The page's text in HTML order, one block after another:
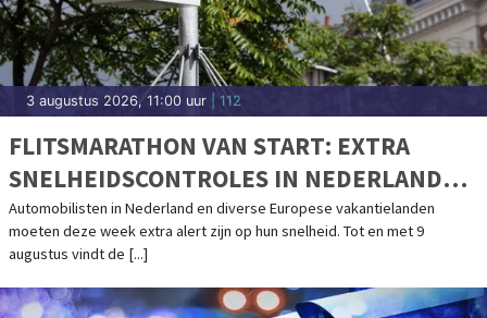
3 augustus 2026, 11:00 uur | 112
FLITSMARATHON VAN START: EXTRA
SNELHEIDSCONTROLES IN NEDERLAND
EN POPULAIRE VAKANTIELANDEN
Automobilisten in Nederland en diverse Europese vakantielanden
moeten deze week extra alert zijn op hun snelheid. Tot en met 9
augustus vindt de [...]